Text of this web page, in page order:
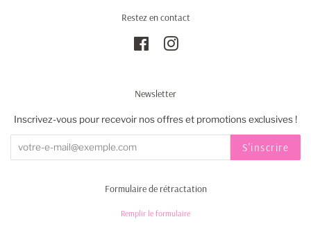
Restez en contact
FacebookInstagram
Newsletter
Inscrivez-vous pour recevoir nos offres et promotions exclusives !
S'inscrire
Formulaire de rétractation
Remplir le formulaire